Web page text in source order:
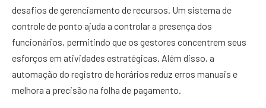
desafios de gerenciamento de recursos. Um sistema de
controle de ponto ajuda a controlar a presença dos
funcionários, permitindo que os gestores concentrem seus
esforços em atividades estratégicas. Além disso, a
automação do registro de horários reduz erros manuais e
melhora a precisão na folha de pagamento.